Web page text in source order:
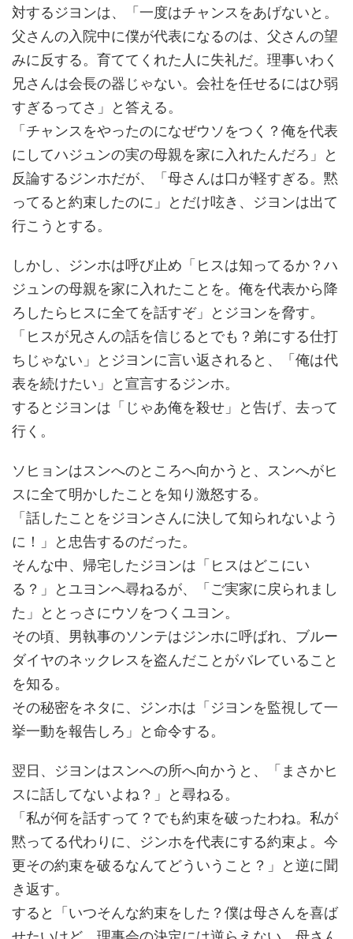
対するジヨンは、「一度はチャンスをあげないと。
父さんの入院中に僕が代表になるのは、父さんの望
みに反する。育ててくれた人に失礼だ。理事いわく
兄さんは会長の器じゃない。会社を任せるにはひ弱
すぎるってさ」と答える。
「チャンスをやったのになぜウソをつく？俺を代表
にしてハジュンの実の母親を家に入れたんだろ」と
反論するジンホだが、「母さんは口が軽すぎる。黙
ってると約束したのに」とだけ呟き、ジヨンは出て
行こうとする。
しかし、ジンホは呼び止め「ヒスは知ってるか？ハ
ジュンの母親を家に入れたことを。俺を代表から降
ろしたらヒスに全てを話すぞ」とジヨンを脅す。
「ヒスが兄さんの話を信じるとでも？弟にする仕打
ちじゃない」とジヨンに言い返されると、「俺は代
表を続けたい」と宣言するジンホ。
するとジヨンは「じゃあ俺を殺せ」と告げ、去って
行く。
ソヒョンはスンへのところへ向かうと、スンへがヒ
スに全て明かしたことを知り激怒する。
「話したことをジヨンさんに決して知られないよう
に！」と忠告するのだった。
そんな中、帰宅したジヨンは「ヒスはどこにい
る？」とユヨンへ尋ねるが、「ご実家に戻られまし
た」ととっさにウソをつくユヨン。
その頃、男執事のソンテはジンホに呼ばれ、ブルー
ダイヤのネックレスを盗んだことがバレていること
を知る。
その秘密をネタに、ジンホは「ジヨンを監視して一
挙一動を報告しろ」と命令する。
翌日、ジヨンはスンへの所へ向かうと、「まさかヒ
スに話してないよね？」と尋ねる。
「私が何を話すって？でも約束を破ったわね。私が
黙ってる代わりに、ジンホを代表にする約束よ。今
更その約束を破るなんてどういうこと？」と逆に聞
き返す。
すると「いつそんな約束をした？僕は母さんを喜ば